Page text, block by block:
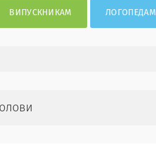
ВИПУСКНИКАМ ЛОГОПЕДАМ